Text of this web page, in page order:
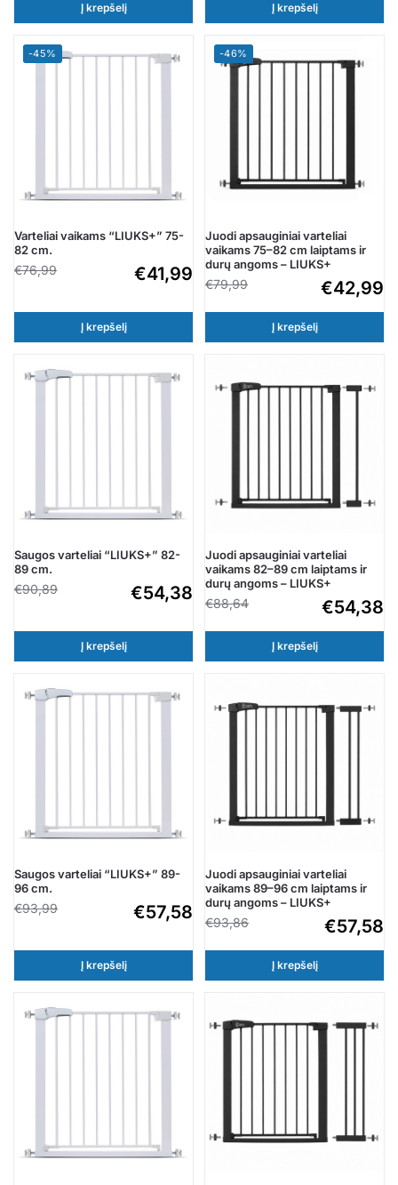
Į krepšelį Į krepšelį
-45%
Varteliai vaikams “LIUKS+” 75-
82 cm.
€76,99 €41,99
Į krepšelį
-46%
Juodi apsauginiai varteliai
vaikams 75–82 cm laiptams ir
durų angoms – LIUKS+
€79,99 €42,99
Į krepšelį
Saugos varteliai “LIUKS+” 82-
89 cm.
€90,89 €54,38
Į krepšelį
Juodi apsauginiai varteliai
vaikams 82–89 cm laiptams ir
durų angoms – LIUKS+
€88,64 €54,38
Į krepšelį
Saugos varteliai “LIUKS+” 89-
96 cm.
€93,99 €57,58
Į krepšelį
Juodi apsauginiai varteliai
vaikams 89–96 cm laiptams ir
durų angoms – LIUKS+
€93,86 €57,58
Į krepšelį